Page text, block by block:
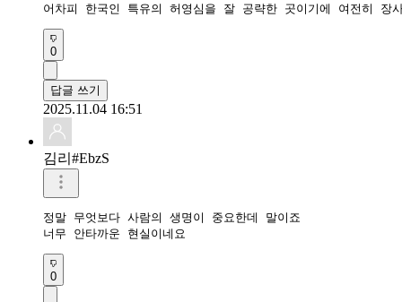
어차피 한국인 특유의 허영심을 잘 공략한 곳이기에 여전히 장
0
답글 쓰기
2025.11.04 16:51
김리#EbzS
정말 무엇보다 사람의 생명이 중요한데 말이죠
너무 안타까운 현실이네요
0